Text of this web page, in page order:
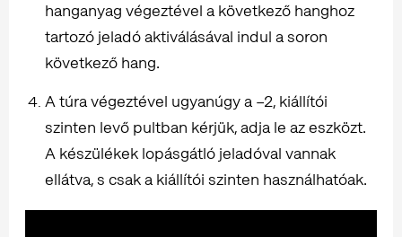
hanganyag végeztével a következő hanghoz
tartozó jeladó aktiválásával indul a soron
következő hang.
A túra végeztével ugyanúgy a –2, kiállítói
szinten levő pultban kérjük, adja le az eszközt.
A készülékek lopásgátló jeladóval vannak
ellátva, s csak a kiállítói szinten használhatóak.